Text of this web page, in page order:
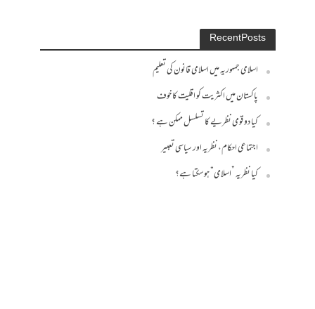
Recent Posts
اسلامی جمہوریہ میں اسلامی قانون کی تعلیم
پاکستان میں اکثریت کو اقلیت کا خوف
کیا دو قومی نظریے کا تسلسل ممکن ہے ؟
اجتماعی احکام، نظریہ اور سیاسی تعبیر
کیا نظریہ ”اسلامی“ ہو سکتا ہے؟